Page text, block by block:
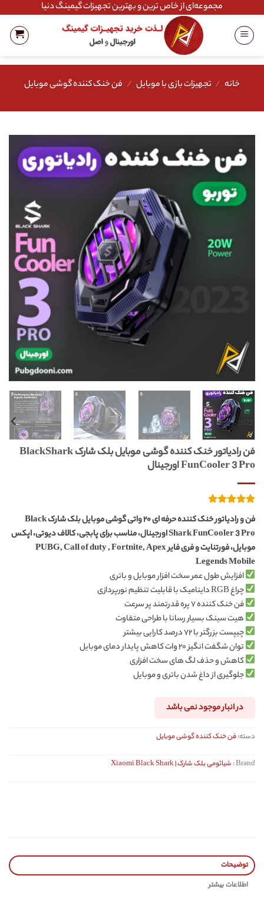
content
مجموعه‌ای از خاص ترین و بهترین تجهیزات گیمینگ دنیا
خانه / تجهیزات بازی با موبایل / فن خنک کننده گوشی موبایل
فن رادیاتور خنک کننده گوشی موبایل بلک شارک BlackShark
FunCooler 3 Pro اورجینال
5.00
از 5
در
امتیازدهی
مشتری
فن و رادیاتور خنک کننده حرفه ای ۲۰ واتی گوشی موبایل بلک شارک Black
Shark FunCooler 3 Pro اورجینال، مناسب برای پابجی، کالاف دیوتی، اپکس
موبایل، فورتنایت و فری فایر PUBG, Call of duty , Fortnite, Apex
Legends Mobile
افزایش طول عمر سخت افزار موبایل و باتری
چراغ RGB داینامیک با قابلیت تنظیم نورپردازی
فن خنک کننده ۷ پره قدرتمند پر سرعت
هیت سینک بسیار رسانا با طراحی متفاوت
چیپست بزرگتر با ۷۲ درصد کارایی بیشتر
توان شگفت انگیز ۲۰ وات کاهش پایدار دمای موبایل
کاهش و حذف لگ های سخت افزاری
جلوگیری از داغ شدن باتری و موبایل
در انبار موجود نمی باشد
دسته:فن خنک کننده گوشی موبایل
Brand : شیائومی بلک شارک | Xiaomi Black Shark
توضیحات
اطلاعات بیشتر